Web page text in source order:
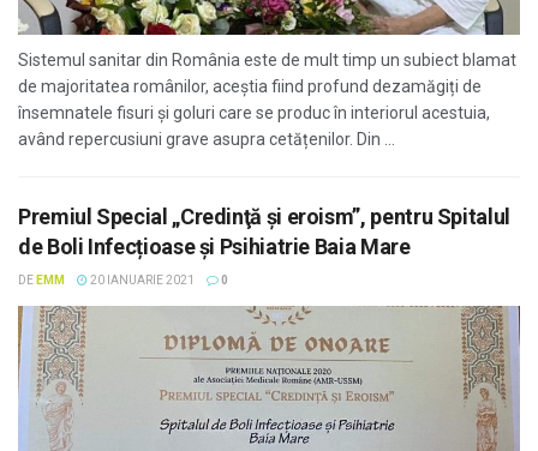
Sistemul sanitar din România este de mult timp un subiect blamat
de majoritatea românilor, aceștia fiind profund dezamăgiți de
însemnatele fisuri și goluri care se produc în interiorul acestuia,
având repercusiuni grave asupra cetățenilor. Din ...
Premiul Special „Credinţă şi eroism”, pentru Spitalul
de Boli Infecțioase și Psihiatrie Baia Mare
DE EMM 20 IANUARIE 2021 0